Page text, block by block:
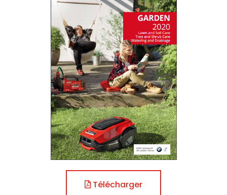
Télécharger